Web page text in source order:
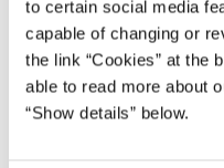
to certain social media
capable of changing or
the link “Cookies” at the
able to read more about
“Show details” below.
et bedre år.
Mange i Grønland har
har deres kære i Grønland.